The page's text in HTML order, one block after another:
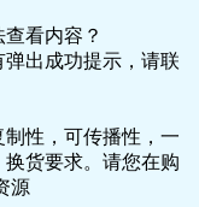
擎分级&橱窗
擎分级&橱窗
更多产品有
更多产品有
看内容？
出成功提示，请联
性，可传播性，一
货要求。请您在购
源